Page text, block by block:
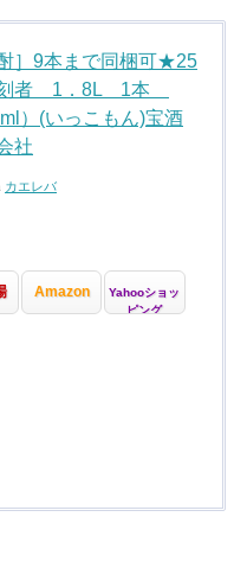
酎］9本まで同梱可★25
者 1．8L 1本
）(いっこもん)宝酒
社
カエレバ
Amazon
Yahooショッ
ピング